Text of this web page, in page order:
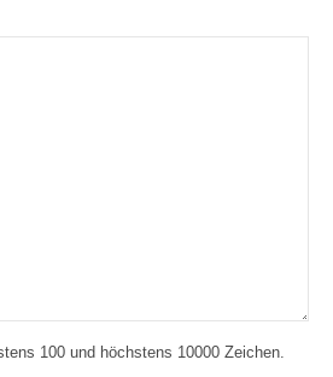
100 und höchstens 10000 Zeichen.